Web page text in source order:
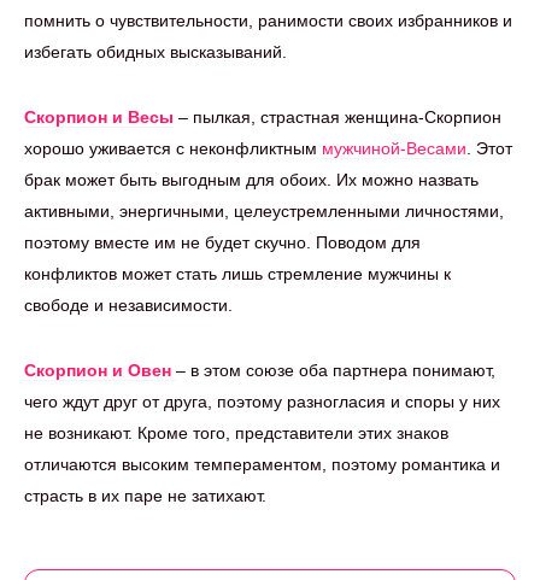
помнить о чувствительности, ранимости своих избранников и
избегать обидных высказываний.
Скорпион и Весы – пылкая, страстная женщина-Скорпион
хорошо уживается с неконфликтным мужчиной-Весами . Этот
брак может быть выгодным для обоих. Их можно назвать
активными, энергичными, целеустремленными личностями,
поэтому вместе им не будет скучно. Поводом для
конфликтов может стать лишь стремление мужчины к
свободе и независимости.
Скорпион и Овен – в этом союзе оба партнера понимают,
чего ждут друг от друга, поэтому разногласия и споры у них
не возникают. Кроме того, представители этих знаков
отличаются высоким темпераментом, поэтому романтика и
страсть в их паре не затихают.